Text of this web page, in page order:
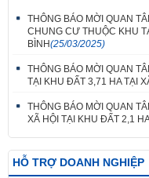
THÔNG BÁO MỜI QUAN
CHUNG CƯ THUỘC KHU
BÌNH(25/03/2025)
THÔNG BÁO MỜI QUAN
TẠI KHU ĐẤT 3,71 HA TẠI
THÔNG BÁO MỜI QUAN
XÃ HỘI TẠI KHU ĐẤT 2,1
HỖ TRỢ DOANH NGHIỆP